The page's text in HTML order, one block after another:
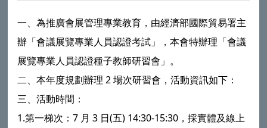
一、為推廣會展管理專業教育，由經濟部國際貿易署主
辦「會議展覽專業人員認證考試」，本會特辦理「會議
展覽專業人員認證種子教師研習會」。
二、本年度規劃辦理 2 場次研習會，活動資訊如下：
三、活動時間：
1.第一梯次：7 月 3 日(五) 14:30-15:30，採實體及線上